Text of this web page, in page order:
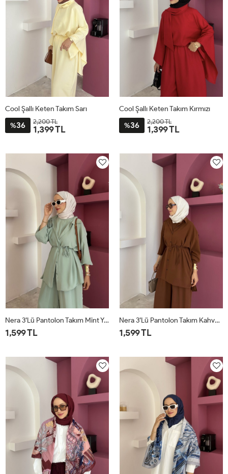
Cool Şallı Keten Takım Sarı
%36 2,200 TL
1,399 TL
Cool Şallı Keten Takım Kırmızı
%36 2,200 TL
1,399 TL
Nera 3’lü Pantolon Takım Mint Yeşili
1,599 TL
Nera 3’lü Pantolon Takım Kahverengi
1,599 TL